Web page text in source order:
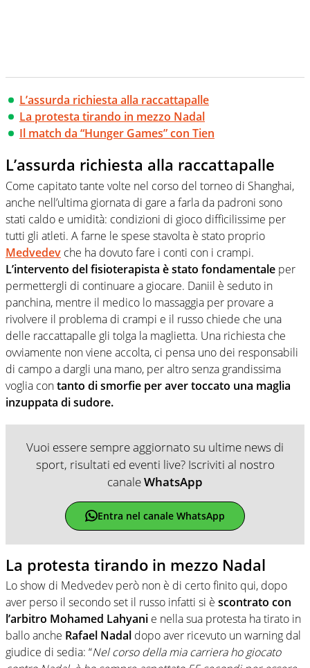
L’assurda richiesta alla raccattapalle
La protesta tirando in mezzo Nadal
Il match da “Hunger Games” con Tien
L’assurda richiesta alla raccattapalle
Come capitato tante volte nel corso del torneo di Shanghai,
anche nell’ultima giornata di gare a farla da padroni sono
stati caldo e umidità: condizioni di gioco difficilissime per
tutti gli atleti. A farne le spese stavolta è stato proprio
Medvedev che ha dovuto fare i conti con i crampi.
L’intervento del fisioterapista è stato fondamentale per
permettergli di continuare a giocare. Daniil è seduto in
panchina, mentre il medico lo massaggia per provare a
rivolvere il problema di crampi e il russo chiede che una
delle raccattapalle gli tolga la maglietta. Una richiesta che
ovviamente non viene accolta, ci pensa uno dei responsabili
di campo a dargli una mano, per altro senza grandissima
voglia contanto di smorfie per aver toccato una maglia
inzuppata di sudore.
Vuoi essere sempre aggiornato su ultime news di
sport, risultati ed eventi live? Iscriviti al nostro
canaleWhatsApp
Entra nel canale WhatsApp
La protesta tirando in mezzo Nadal
Lo show di Medvedev però non è di certo finito qui, dopo
aver perso il secondo set il russo infatti si è scontrato con
l’arbitro Mohamed Lahyani e nella sua protesta ha tirato in
ballo anche Rafael Nadal dopo aver ricevuto un warning dal
giudice di sedia: “Nel corso della mia carriera ho giocato